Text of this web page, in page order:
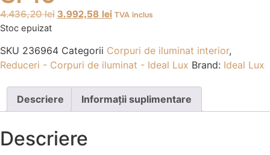
4.436,20lei3.992,58 lei TVA inclus
Stoc epuizat
SKU 236964 Categorii Corpuri de iluminat interior,
Reduceri - Corpuri de iluminat - Ideal Lux Brand: Ideal Lux
Descriere Informații suplimentare
Descriere